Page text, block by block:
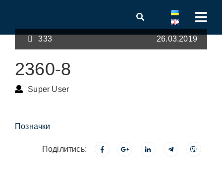
333 26.03.2019
2360-8
Super User
Позначки
Поділитись: